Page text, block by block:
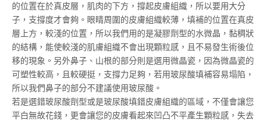
的位置在於真皮層，肌肉的下方，撐起皮膚組織，所以要用大分
子，支撐度才會夠。眼睛周圍的皮膚組織較薄，填補的位置在真皮
層上方，較淺的位置，所以我們用的是凝膠劑型的水微晶，黏稠狀
的結構，能使較淺的肌膚組織不會出現顆粒感，且不易發生術後位
移的現象。另外鼻子、山根的部分則是選用微晶瓷，因為微晶瓷的
可塑性較高，且較硬挺，支撐力足夠，若用玻尿酸填補容易塌陷，
所以我們鼻子的部分不建議使用玻尿酸。
若是選錯玻尿酸劑型或是玻尿酸填錯皮膚組織的區域，不僅會讓您
平白無故花錢，更會讓您的皮膚看起來凹凸不平產生顆粒感，失去